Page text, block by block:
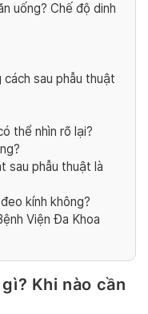
uống? Chế độ dinh
cách sau phẫu thuật
thể nhìn rõ lại?
sau phẫu thuật là
kính không?
Viện Đa Khoa
Khi nào cần